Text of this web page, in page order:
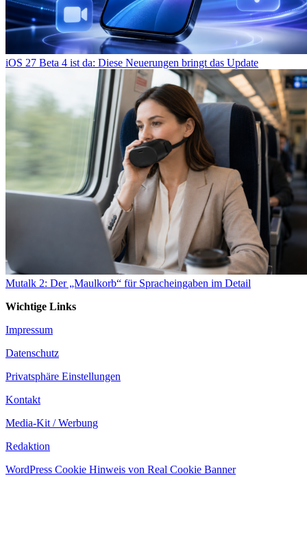
iOS 27 Beta 4 ist da: Diese Neuerungen bringt das Update
Mutalk 2: Der „Maulkorb“ für Spracheingaben im Detail
Wichtige Links
Impressum
Datenschutz
Privatsphäre Einstellungen
Kontakt
Media-Kit / Werbung
Redaktion
WordPress Cookie Hinweis von Real Cookie Banner